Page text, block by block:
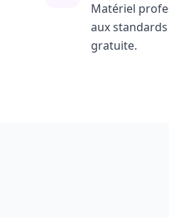
Matériel
aux
gratuite.